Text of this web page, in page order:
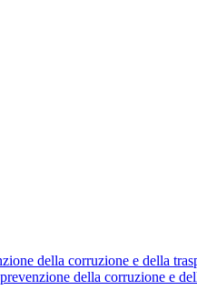
della corruzione e della
della corruzione e